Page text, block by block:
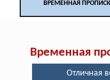
ВРЕМЕННАЯ
Временная
Отличная